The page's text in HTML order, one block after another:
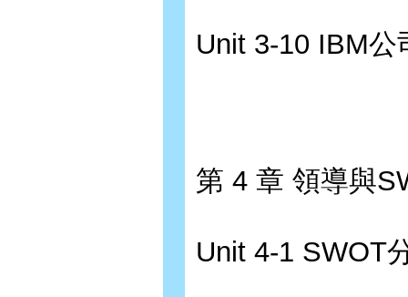
Unit 3-10 IBM
第 4 章 領導與
Unit 4-1 SWOT